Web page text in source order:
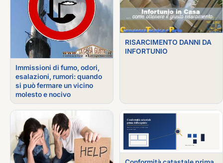
Immissioni di fumo, odori,
esalazioni, rumori: quando
si può fermare un vicino
molesto e nocivo
RISARCIMENTO DANNI DA
INFORTUNIO